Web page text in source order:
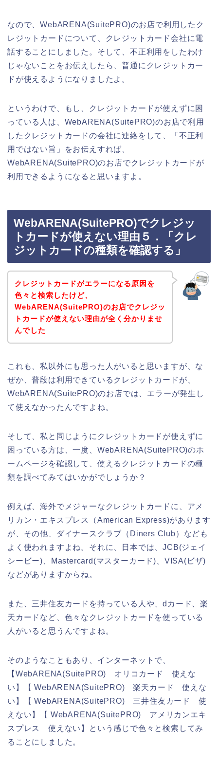
なので、WebARENA(SuitePRO)のお店で利用したク
レジットカードについて、クレジットカード会社に電
話することにしました。そして、不正利用をしたわけ
じゃないことをお伝えしたら、普通にクレジットカー
ドが使えるようになりましたよ。
というわけで、もし、クレジットカードが使えずに困
っている人は、WebARENA(SuitePRO)のお店で利用
したクレジットカードの会社に連絡をして、「不正利
用ではない旨」をお伝えすれば、
WebARENA(SuitePRO)のお店でクレジットカードが
利用できるようになると思いますよ。
WebARENA(SuitePRO)でクレジッ
トカードが使えない理由５．「クレ
ジットカードの種類を確認する」
クレジットカードがエラーになる原因を
色々と検索したけど、
WebARENA(SuitePRO)のお店でクレジッ
トカードが使えない理由が全く分かりませ
んでした
これも、私以外にも思った人がいると思いますが、な
ぜか、普段は利用できているクレジットカードが、
WebARENA(SuitePRO)のお店では、エラーが発生し
て使えなかったんですよね。
そして、私と同じようにクレジットカードが使えずに
困っている方は、一度、WebARENA(SuitePRO)のホ
ームページを確認して、使えるクレジットカードの種
類を調べてみてはいかがでしょうか？
例えば、海外でメジャーなクレジットカードに、アメ
リカン・エキスプレス（American Express)があります
が、その他、ダイナースクラブ（Diners Club）なども
よく使われますよね。それに、日本では、JCB(ジェイ
シービー)、Mastercard(マスターカード)、VISA(ビザ)
などがありますからね。
また、三井住友カードを持っている人や、dカード、楽
天カードなど、色々なクレジットカードを使っている
人がいると思うんですよね。
そのようなこともあり、インターネットで、
【WebARENA(SuitePRO) オリコカード 使えな
い】【 WebARENA(SuitePRO) 楽天カード 使えな
い】【 WebARENA(SuitePRO) 三井住友カード 使
えない】【 WebARENA(SuitePRO) アメリカンエキ
スプレス 使えない】という感じで色々と検索してみ
ることにしました。